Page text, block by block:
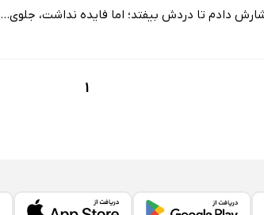
دادم تا دردش بیفتد؛ اما فایده نداشت، جلوی...
1